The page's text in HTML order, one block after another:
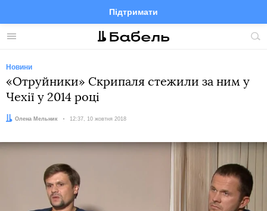
Меню
Підтримати
FacebookTelegramTwitter
Новини
«Отруйники» Скрипаля стежили за ним у
Чехії у 2014 році
Автор:
Олена Мельник Дата:
12:37, 10 жовтня 2018